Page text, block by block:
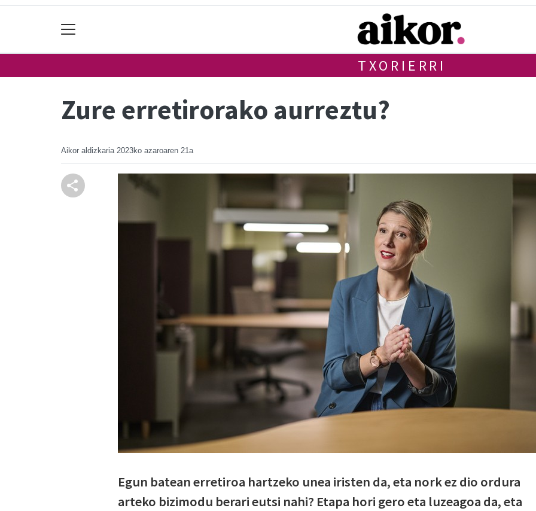
TXORIERRI
Zure erretirorako aurreztu?
Aikor aldizkaria 2023ko azaroaren 21a
Egun batean erretiroa hartzeko unea iristen da, eta nork ez dio ordura
arteko bizimodu berari eutsi nahi? Etapa hori gero eta luzeagoa da, eta